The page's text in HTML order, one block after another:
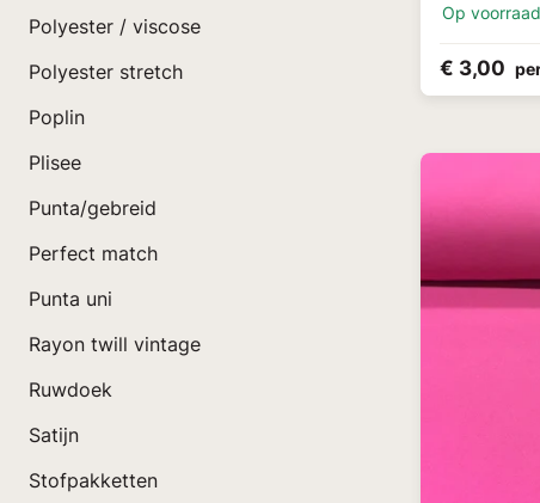
Polyester / viscose
Polyester stretch
Poplin
Plisee
Punta/gebreid
Perfect match
Punta uni
Rayon twill vintage
Ruwdoek
Satijn
Stofpakketten
Op voorraad
€ 3,00